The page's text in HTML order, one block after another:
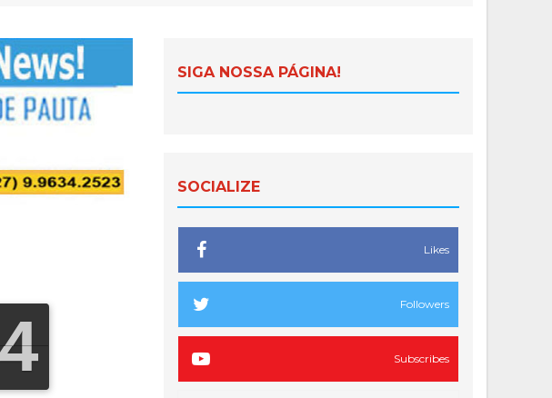
SIGA NOSSA PÁGINA!
SOCIALIZE
Likes
Followers
Subscribes